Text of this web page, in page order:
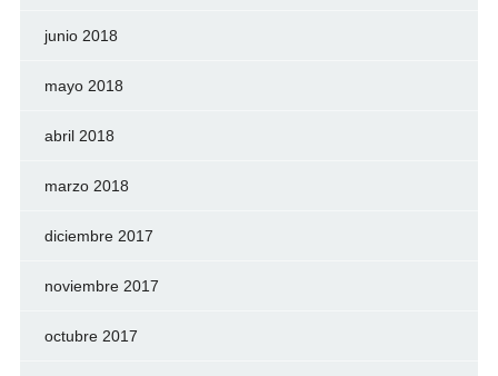
junio 2018
mayo 2018
abril 2018
marzo 2018
diciembre 2017
noviembre 2017
octubre 2017